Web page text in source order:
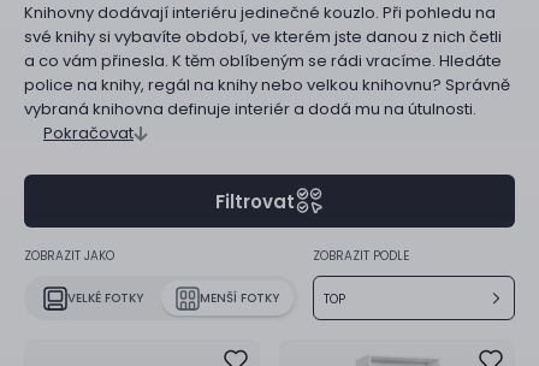
Knihovny dodávají interiéru jedinečné kouzlo. Při pohledu na
své knihy si vybavíte období, ve kterém jste danou z nich četli
a co vám přinesla. K těm oblíbeným se rádi vracíme. Hledáte
police na knihy, regál na knihy nebo velkou knihovnu? Správně
vybraná knihovna definuje interiér a dodá mu na útulnosti.
Pokračovat
Filtrovat
ZOBRAZIT JAKO
VELKÉ FOTKY MENŠÍ FOTKY
ZOBRAZIT PODLE
TOP